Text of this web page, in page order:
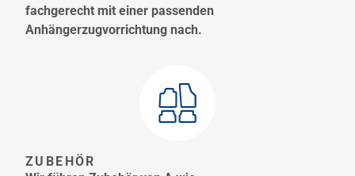
fachgerecht mit einer passenden
Anhängerzugvorrichtung nach.
ZUBEHÖR